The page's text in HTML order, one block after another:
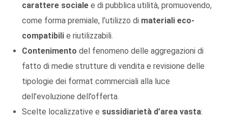
carattere sociale e di pubblica utilità, promuovendo,
come forma premiale, l’utilizzo di materiali eco-
compatibili e riutilizzabili.
Contenimento del fenomeno delle aggregazioni di
fatto di medie strutture di vendita e revisione delle
tipologie dei format commerciali alla luce
dell’evoluzione dell’offerta.
Scelte localizzative e sussidiarietà d’area vasta: